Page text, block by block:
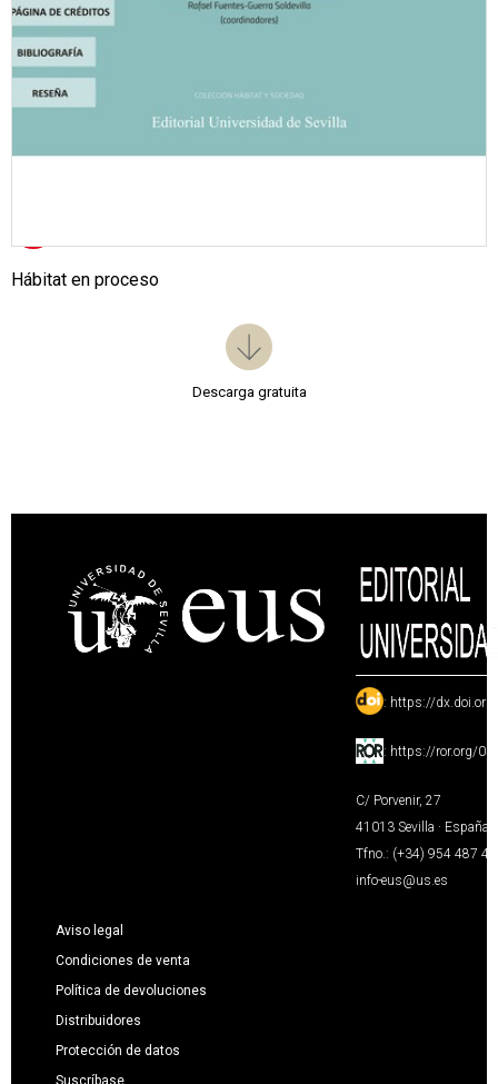
Hábitat en proceso
Descarga gratuita
: https://
: https://ror.org/
C/ Porvenir, 27
41013 Sevilla · España
Tfno.: (+34) 954 487
info-eus@us.es
Aviso legal
Condiciones de venta
Política de devoluciones
Distribuidores
Protección de datos